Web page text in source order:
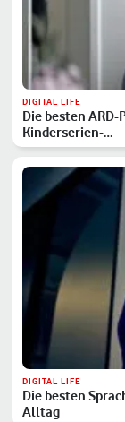
DIGITAL LIFE
Die besten ARD-
Kinderserien-…
DIGITAL LIFE
Die besten
Alltag